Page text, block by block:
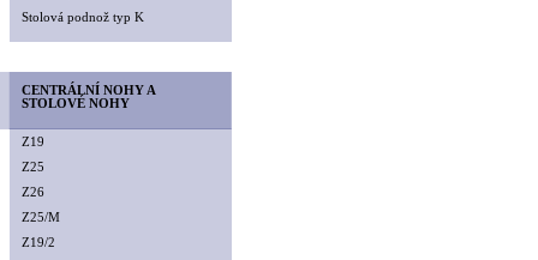
Stolová podnož typ K
CENTRÁLNÍ NOHY A
STOLOVÉ NOHY
Z19
Z25
Z26
Z25/M
Z19/2